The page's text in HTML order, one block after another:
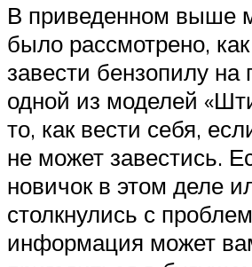
В приведенном выше
было рассмотрено,
завести бензопилу на
одной из моделей
то, как вести себя,
не может завестись.
новичок в этом деле
столкнулись с
информация может